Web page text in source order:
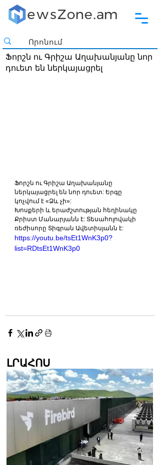
Ֆորշն ու Գրիշա Աղախանյանը նոր
դուետ են ներկայացրել
Ֆորշն ու Գրիշա Աղախանյանը
ներկայացրել են նոր դուետ: Երգը
կոչվում է «Ձև չի»:
Խոսքերի և երաժշտության հեղինակը
Քրիստ Մանարյանն է: Տեսահոլովակի
ռեժիսորը Տիգրան Ավետիսյանն է:
https://youtu.be/tsEt1WnK3p0?
list=RDtsEt1WnK3p0
ԼՐԱՀՈՍ